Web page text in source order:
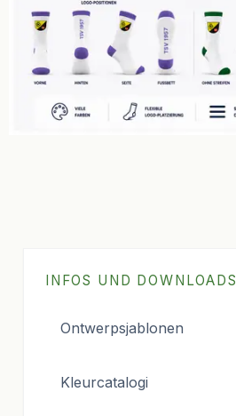
INFOS UND DOWNLOADS
Ontwerpsjablonen
Kleurcatalogi